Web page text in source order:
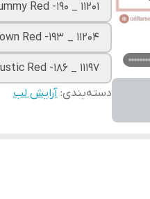
11201 _ Plummy Red -190
11204 _ Brown Red -193
11197 _ Rustic Red -186
دسته‌بندی: آرایش لب